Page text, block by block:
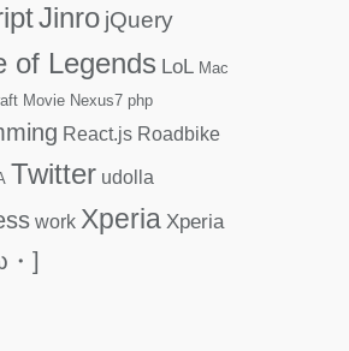
Jinro jQuery
of Legends LoL Mac
Movie Nexus7 php
React.js Roadbike
Twitter udolla
work Xperia Xperia
・]